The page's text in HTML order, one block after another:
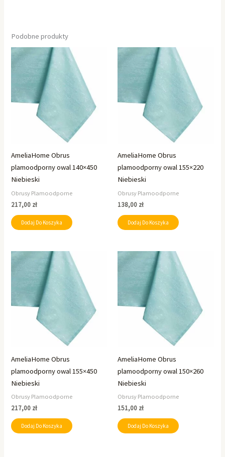
Podobne produkty
AmeliaHome Obrus
plamoodporny owal 140×450
Niebieski
Obrusy Plamoodporne
217,00 zł
Dodaj Do Koszyka
AmeliaHome Obrus
plamoodporny owal 155×220
Niebieski
Obrusy Plamoodporne
138,00 zł
Dodaj Do Koszyka
AmeliaHome Obrus
plamoodporny owal 155×450
Niebieski
Obrusy Plamoodporne
217,00 zł
Dodaj Do Koszyka
AmeliaHome Obrus
plamoodporny owal 150×260
Niebieski
Obrusy Plamoodporne
151,00 zł
Dodaj Do Koszyka